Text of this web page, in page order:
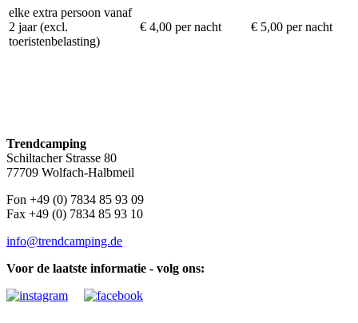
elke extra persoon vanaf
2 jaar (excl.
toeristenbelasting)
€ 4,00 per nacht € 5,00 per nacht
Trendcamping
Schiltacher Strasse 80
77709 Wolfach-Halbmeil
Fon +49 (0) 7834 85 93 09
Fax +49 (0) 7834 85 93 10
info@trendcamping.de
Voor de laatste informatie - volg ons: